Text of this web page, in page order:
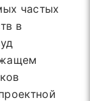
частых
в